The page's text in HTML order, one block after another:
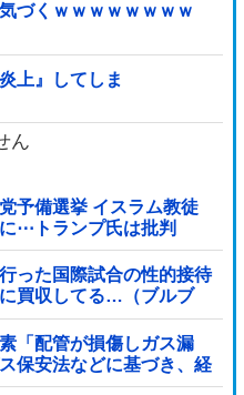
づくｗｗｗｗｗｗｗｗ
上』してしま
ん
予備選挙 イスラム教徒
⋯トランプ氏は批判
った国際試合の性的接待
買収してる…（ブルブ
「配管が損傷しガス漏
保安法などに基づき、経